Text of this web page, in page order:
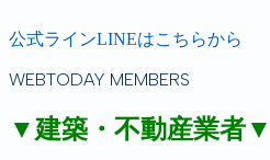
公式ラインLINEはこちらから
WEBTODAY MEMBERS
▼建築・不動産業者▼